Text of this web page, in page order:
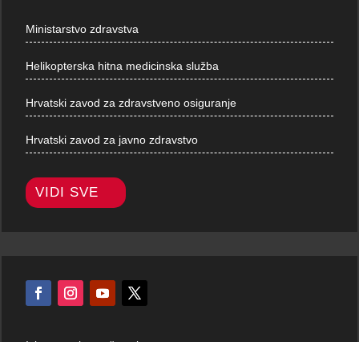
Ministarstvo zdravstva
Helikopterska hitna medicinska služba
Hrvatski zavod za zdravstveno osiguranje
Hrvatski zavod za javno zdravstvo
VIDI SVE